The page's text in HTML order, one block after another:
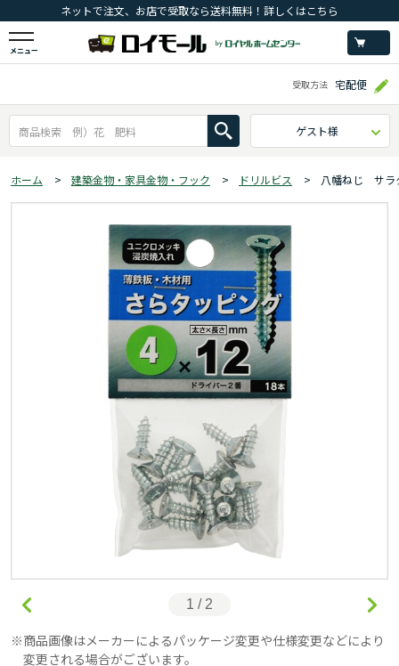
ネットで注文、お店で受取なら送料無料！詳しくはこちら
メニュー
受取方法 宅配便
ゲスト様
ホーム > 建築金物・家具金物・フック > ドリルビス > 八幡ねじ サラ
1 / 2
商品画像はメーカーによるパッケージ変更や仕様変更などにより
変更される場合がございます。